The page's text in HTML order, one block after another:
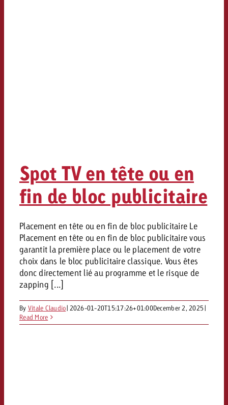
Spot TV en tête ou en
fin de bloc publicitaire
Placement en tête ou en fin de bloc publicitaire Le
Placement en tête ou en fin de bloc publicitaire vous
garantit la première place ou le placement de votre
choix dans le bloc publicitaire classique. Vous êtes
donc directement lié au programme et le risque de
zapping [...]
By Vitale Claudio| 2026-01-20T15:17:26+01:00December 2, 2025|
Read More